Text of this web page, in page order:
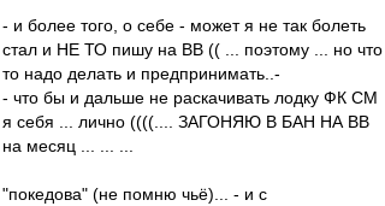
- и более того, о себе - может я не так болеть
стал и НЕ ТО пишу на ВВ (( ... поэтому ... но что
то надо делать и предпринимать..-
- что бы и дальше не раскачивать лодку ФК СМ
я себя ... лично ((((.... ЗАГОНЯЮ В БАН НА ВВ
на месяц ... ... ...
"покедова" (не помню чьё)... - и с